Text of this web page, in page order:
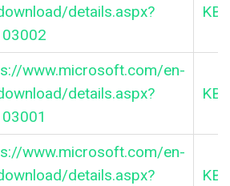
details.aspx?
www.microsoft.com/en-
details.aspx?
www.microsoft.com/en-
details.aspx?